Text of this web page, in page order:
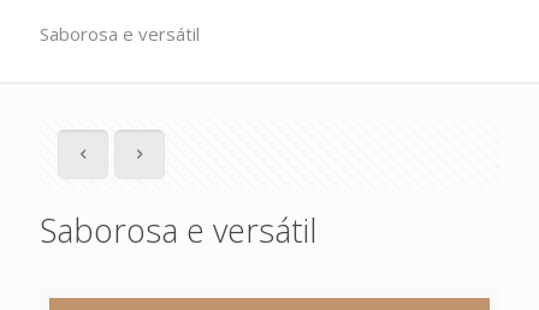
Saborosa e versátil
Saborosa e versátil